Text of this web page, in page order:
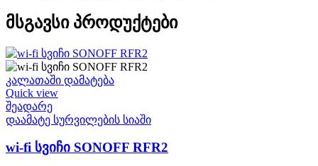
მსგავსი პროდუქტები
კალათაში დამატება
Quick view
შეადარე
დაამატე სურვილების სიაში
wi-fi სვიჩი SONOFF RFR2